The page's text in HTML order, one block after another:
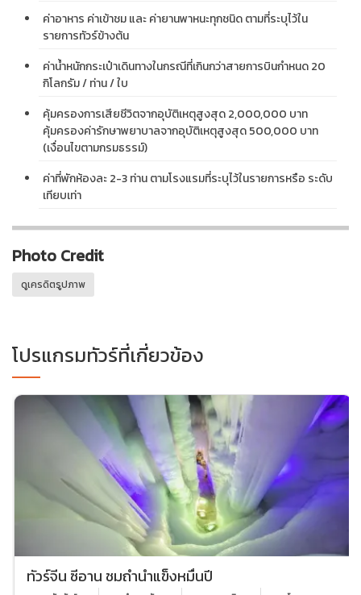
ค่าอาหาร ค่าเข้าชม และ ค่ายานพาหนะทุกชนิด ตามที่ระบุไว้ใน
รายการทัวร์ข้างต้น
ค่าน้ำหนักกระเป๋าเดินทางในกรณีที่เกินกว่าสายการบินกำหนด 20
กิโลกรัม / ท่าน / ใบ
คุ้มครองการเสียชีวิตจากอุบัติเหตุสูงสุด 2,000,000 บาท
คุ้มครองค่ารักษาพยาบาลจากอุบัติเหตุสูงสุด 500,000 บาท
(เงื่อนไขตามกรมธรรม์)
ค่าที่พักห้องละ 2-3 ท่าน ตามโรงแรมที่ระบุไว้ในรายการหรือ ระดับ
เทียบเท่า
Photo Credit
ดูเครดิตรูปภาพ
โปรแกรมทัวร์ที่เกี่ยวข้อง
ทัวร์จีน ซีอาน ชมถ้ำน้ำแข็งหมื่นปี